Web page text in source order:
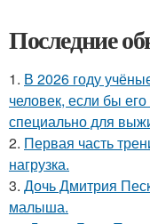
Последние
1. В 2026 году
человек, если бы
специально для
2. Первая часть
нагрузка.
3. Дочь Дмитрия
малыша.